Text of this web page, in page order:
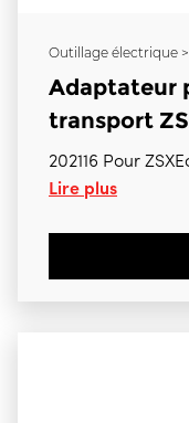
Outillage électrique >
Adaptateur
transport
202116 Pour
Lire plus